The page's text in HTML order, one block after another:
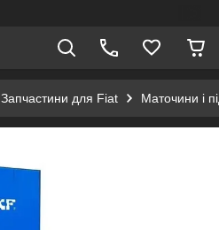
Запчастини для Fiat Маточини і